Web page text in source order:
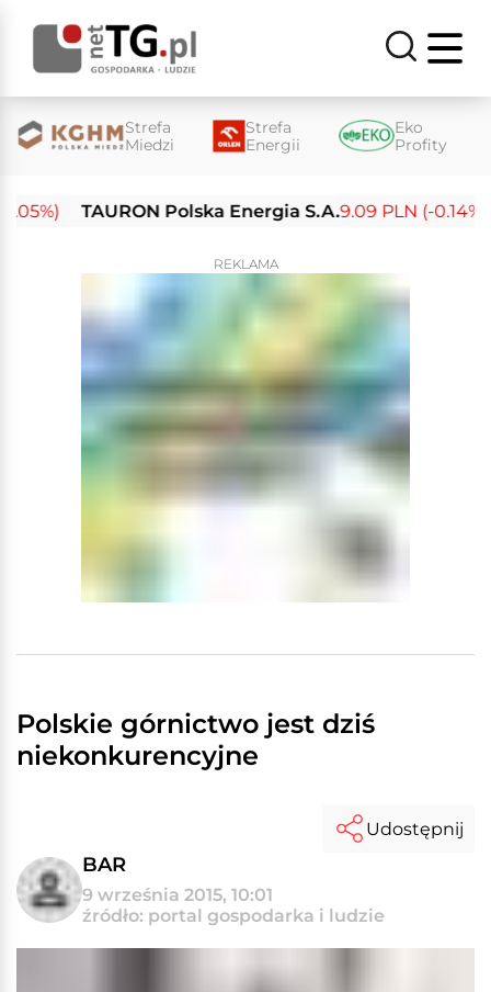
Strefa
Miedzi
Strefa
Energii
Eko
Profity
TAURON Polska Energia S.A.9.09 PLN (-0.14%)
REKLAMA
Polskie górnictwo jest dziś
niekonkurencyjne
BAR
9 września 2015, 10:01
źródło: portal gospodarka i ludzie
Udostępnij